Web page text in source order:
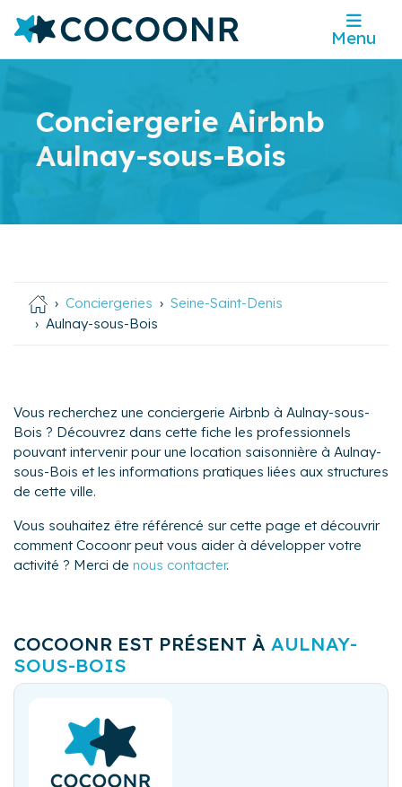
Menu
Conciergerie Airbnb
Aulnay-sous-Bois
Conciergeries
Seine-Saint-Denis
Aulnay-sous-Bois
Vous recherchez une conciergerie Airbnb à Aulnay-sous-
Bois ? Découvrez dans cette fiche les professionnels
pouvant intervenir pour une location saisonnière à Aulnay-
sous-Bois et les informations pratiques liées aux structures
de cette ville.
Vous souhaitez être référencé sur cette page et découvrir
comment Cocoonr peut vous aider à développer votre
activité ? Merci de nous contacter.
COCOONR EST PRÉSENT À AULNAY-
SOUS-BOIS